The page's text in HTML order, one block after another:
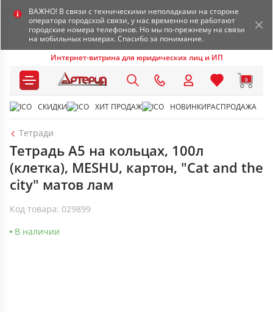
ВАЖНО! В связи с техническими неполадками на стороне
оператора городской связи, у нас временно не работают
городские номера телефонов. Но мы по-прежнему на связи
на мобильных номерах. Спасибо за понимание.
Интернет-витрина для юридических лиц и ИП
0
СКИДКИ ХИТ ПРОДАЖ НОВИНКИРАСПРОДАЖА
Тетради
Тетрадь А5 на кольцах, 100л
(клетка), MESHU, картон, "Cat and the
city" матов лам
Код товара: 029899
В наличии